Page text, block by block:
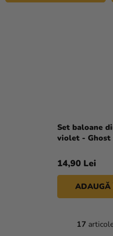
Set baloane
violet - Ghost
14,90 Lei
ADAUGĂ
17